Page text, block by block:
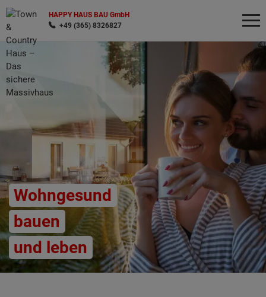
HAPPY HAUS BAU GmbH
+49 (365) 8326827
Wohngesund
bauen
und leben
Wonach möchten Sie suchen?